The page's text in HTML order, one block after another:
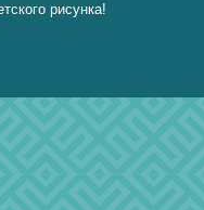
рисунка!